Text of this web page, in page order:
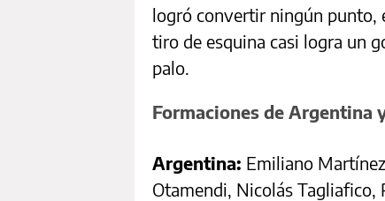
logró convertir ningún punto,
tiro de esquina casi logra un
palo.
Formaciones de Argentina
Argentina: Emiliano
Otamendi, Nicolás Tagliafico,